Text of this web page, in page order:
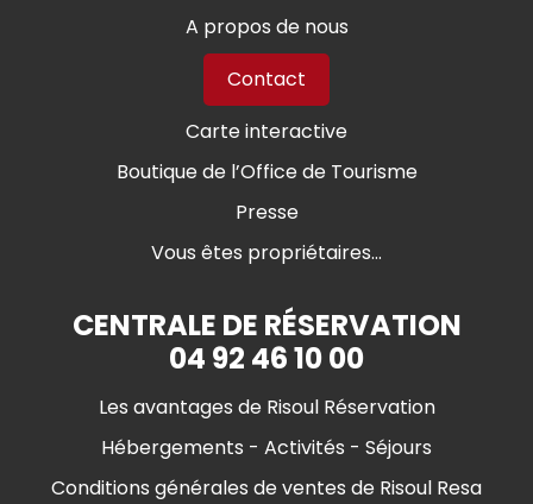
A propos de nous
Contact
Carte interactive
Boutique de l’Office de Tourisme
Presse
Vous êtes propriétaires...
CENTRALE DE RÉSERVATION
04 92 46 10 00
Les avantages de Risoul Réservation
Hébergements - Activités - Séjours
Conditions générales de ventes de Risoul Resa